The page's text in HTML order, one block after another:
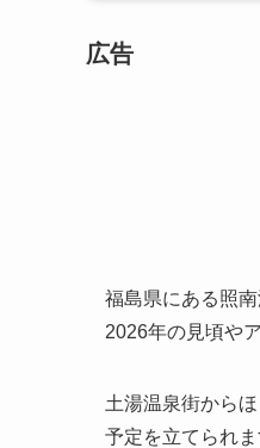
広告
福島県にある照
2026年の見頃や
土湯温泉街から
予定を立てられま